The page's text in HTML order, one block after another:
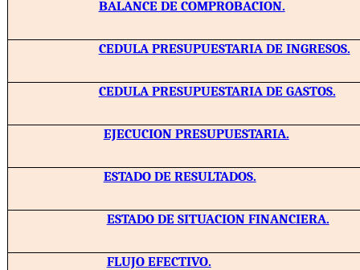
BALANCE DE COMPROBACION.
CEDULA PRESUPUESTARIA DE INGRESOS.
CEDULA PRESUPUESTARIA DE GASTOS.
EJECUCION PRESUPUESTARIA.
ESTADO DE RESULTADOS.
ESTADO DE SITUACION FINANCIERA.
FLUJO EFECTIVO.